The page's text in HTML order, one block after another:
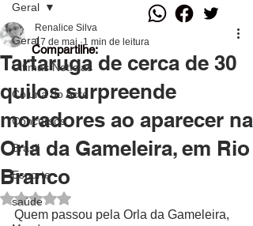
Geral
Últimas Notícias
Coluna do Acre
Concursos
Brasil
Esporte
saúde
Geral
Tartaruga de cerca de 30
quilos surpreende
moradores ao aparecer na
Orla da Gameleira, em Rio
Branco
Renalice Silva
17 de mai. 1 min de leitura
Avaliado com NaN de 5 estrelas.
Quem passou pela Orla da Gameleira,
Compartilhe: